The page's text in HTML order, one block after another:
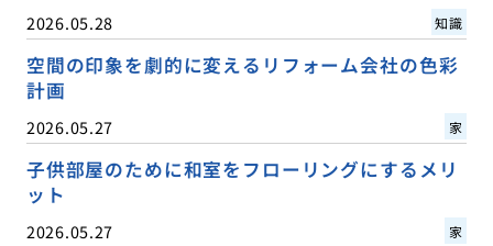
2026.05.28 知識
空間の印象を劇的に変えるリフォーム会社の色彩
計画
2026.05.27 家
子供部屋のために和室をフローリングにするメリ
ット
2026.05.27 家